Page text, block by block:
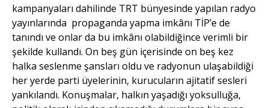
kampanyaları dahilinde TRT bünyesinde yapılan radyo
yayınlarında propaganda yapma imkânı TİP’e de
tanındı ve onlar da bu imkânı olabildiğince verimli bir
şekilde kullandı. On beş gün içerisinde on beş kez
halka seslenme şansları oldu ve radyonun ulaşabildiği
her yerde parti üyelerinin, kurucuların ajitatif sesleri
yankılandı. Konuşmalar, halkın yaşadığı yoksulluğa,